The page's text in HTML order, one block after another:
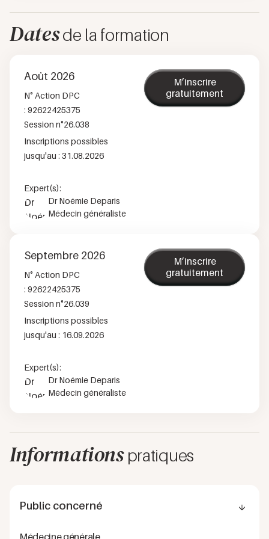
Datesde la formation
Août 2026
N° Action DPC
: 92622425375
Session n°26.038
Inscriptions possibles
jusqu'au : 31.08.2026
M’inscrire
gratuitement
Expert(s):
Dr Noémie Deparis
Médecin généraliste
Septembre 2026
N° Action DPC
: 92622425375
Session n°26.039
Inscriptions possibles
jusqu'au : 16.09.2026
M’inscrire
gratuitement
Expert(s):
Dr Noémie Deparis
Médecin généraliste
Informationspratiques
Public concerné